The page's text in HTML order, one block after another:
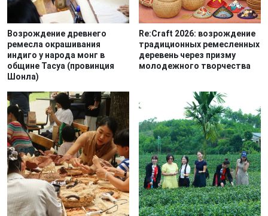
Возрождение древнего
ремесла окрашивания
индиго у народа монг в
общине Тасуа (провинция
Шонла)
Re:Craft 2026: возрождение
традиционных ремесленных
деревень через призму
молодежного творчества